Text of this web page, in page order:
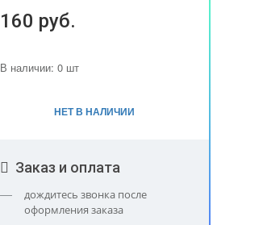
160 руб.
В наличии: 0 шт
НЕТ В НАЛИЧИИ
Заказ и оплата
дождитесь звонка после
оформления заказа